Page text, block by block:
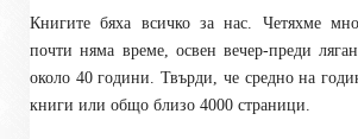
Книгите бяха всичко за нас. Четяхме
почти няма време, освен вечер-преди
около 40 години. Твърди, че средно на
книги или общо близо 4000 страници.